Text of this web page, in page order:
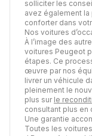
solliciter les
avez également
conforter dans
Nos voitures
À l’image des
voitures Peugeot
étapes. Ce
œuvre par nos
livrer un véhicule
pleinement le
plus sur le
consultant plus en
Une garantie
Toutes les